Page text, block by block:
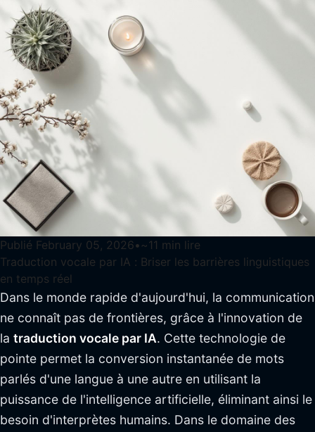
Publié February 05, 2026• ~11 min lire
Traduction vocale par IA : Briser les barrières linguistiques
en temps réel
Dans le monde rapide d'aujourd'hui, la communication
ne connaît pas de frontières, grâce à l'innovation de
la traduction vocale par IA. Cette technologie de
pointe permet la conversion instantanée de mots
parlés d'une langue à une autre en utilisant la
puissance de l'intelligence artificielle, éliminant ainsi le
besoin d'interprètes humains. Dans le domaine des